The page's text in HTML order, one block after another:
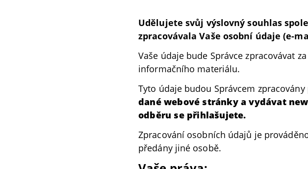
Udělujete svůj výslovný souhlas
zpracovávala Vaše osobní údaje (e-
Vaše údaje bude Správce zpracovávat
informačního materiálu.
Tyto údaje budou Správcem zpracovány
dané webové stránky a vydávat
odběru se přihlašujete.
Zpracování osobních údajů je
předány jiné osobě.